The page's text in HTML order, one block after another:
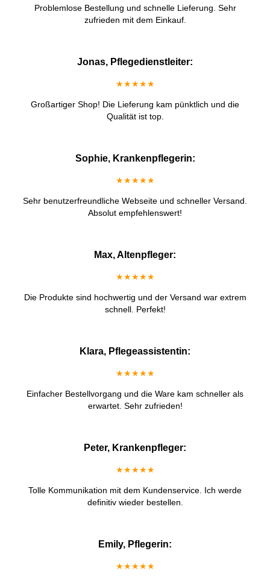
Problemlose Bestellung und schnelle Lieferung. Sehr
zufrieden mit dem Einkauf.
Jonas, Pflegedienstleiter:
★★★★★
Großartiger Shop! Die Lieferung kam pünktlich und die
Qualität ist top.
Sophie, Krankenpflegerin:
★★★★★
Sehr benutzerfreundliche Webseite und schneller Versand.
Absolut empfehlenswert!
Max, Altenpfleger:
★★★★★
Die Produkte sind hochwertig und der Versand war extrem
schnell. Perfekt!
Klara, Pflegeassistentin:
★★★★★
Einfacher Bestellvorgang und die Ware kam schneller als
erwartet. Sehr zufrieden!
Peter, Krankenpfleger:
★★★★★
Tolle Kommunikation mit dem Kundenservice. Ich werde
definitiv wieder bestellen.
Emily, Pflegerin:
★★★★★